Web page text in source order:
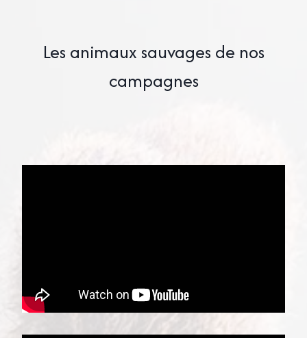
Les animaux sauvages de nos
campagnes